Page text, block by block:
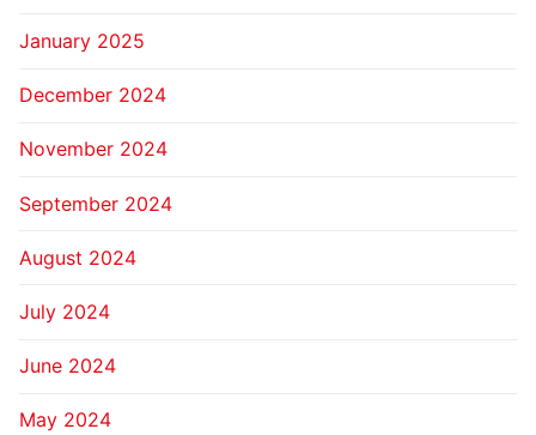
January 2025
December 2024
November 2024
September 2024
August 2024
July 2024
June 2024
May 2024